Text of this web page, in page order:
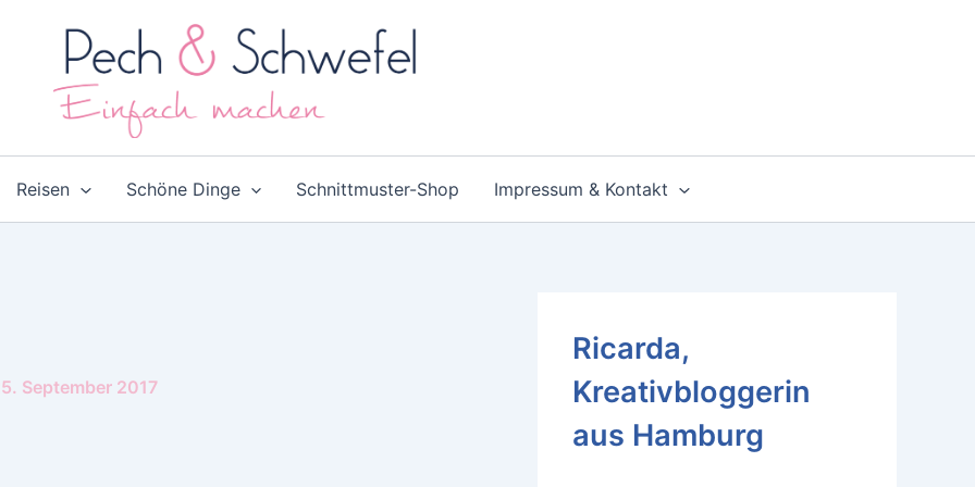
Reisen Schöne Dinge Schnittmuster-Shop Impressum & Kontakt
September 2017
Ricarda,
Kreativbloggerin
aus Hamburg